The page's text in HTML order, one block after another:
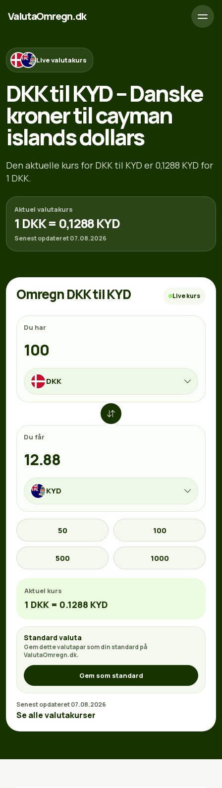
ValutaOmregn.dk
Live valutakurs
DKK til KYD – Danske
kroner til cayman
islands dollars
Den aktuelle kurs for DKK til KYD er 0,1288 KYD for
1 DKK.
Aktuel valutakurs
1 DKK = 0,1288 KYD
Senest opdateret 07.08.2026
Omregn DKK til KYD Live kurs
Du har
DKK
Du får
KYD
50 100
500 1000
Aktuel kurs
1 DKK = 0.1288 KYD
Standard valuta
Gem dette valutapar som din standard på
ValutaOmregn.dk.
Gem som standard
Senest opdateret 07.08.2026
Se alle valutakurser